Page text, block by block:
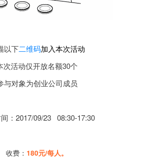
以下二维码加入本次活动
次活动仅开放名额30个
与对象为创业公司成员
：2017/09/23 08:30-17:30
收费： 180元/每人。